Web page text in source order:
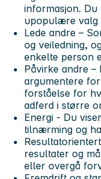
informasjon.
upopulære valg
Lede andre –
og veiledning,
enkelte person
Påvirke andre –
argumentere
forståelse for
adferd i større
Energi - Du
tilnærming og
Resultatorientert
resultater og
eller overgå